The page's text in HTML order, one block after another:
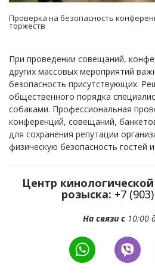
Проверка на безопасность
торжеств
При проведении совещаний,
других массовых мероприятий
безопасность присутствующих.
общественного порядка
собаками. Профессиональная
конференций, совещаний,
для сохранения репутации
физическую безопасность гостей
Центр
розыска: +7
На связи с10:00